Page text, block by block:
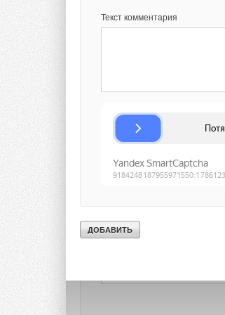
Текст комментария
Добавить комментарий
Ваше имя *